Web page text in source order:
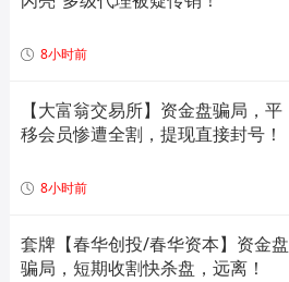
8小时前
【大富翁交易所】资金盘骗局，平
移会员惨遭全割，提现直接封号！
8小时前
套牌【春华创投/春华资本】资金盘
骗局，短期收割快杀盘，远离！